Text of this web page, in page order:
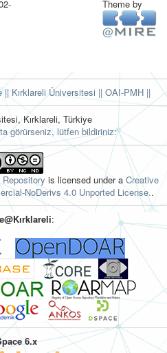
Theme by
|| Kırklareli Üniversitesi || OAI-PMH ||
Kırklareli, Türkiye
görürseniz, lütfen bildiriniz:
is licensed under a Creative
NoDerivs 4.0 Unported License..
:
6.x